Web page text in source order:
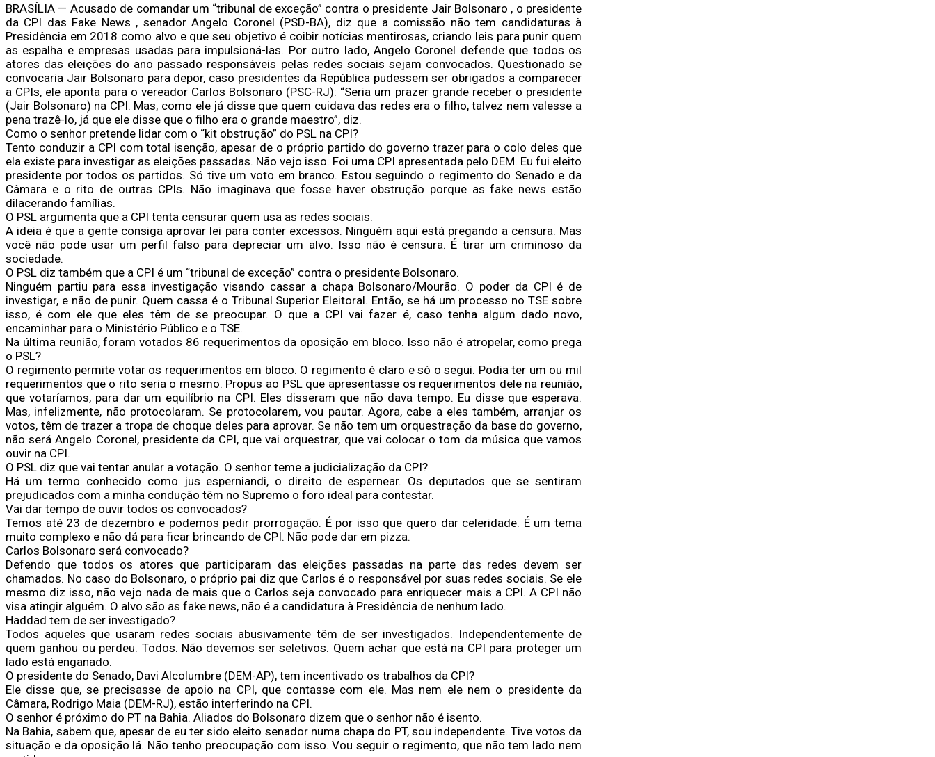
BRASÍLIA — Acusado de comandar um “tribunal de exceção” contra o presidente Jair Bolsonaro , o presidente
da CPI das Fake News , senador Angelo Coronel (PSD-BA), diz que a comissão não tem candidaturas à
Presidência em 2018 como alvo e que seu objetivo é coibir notícias mentirosas, criando leis para punir quem
as espalha e empresas usadas para impulsioná-las. Por outro lado, Angelo Coronel defende que todos os
atores das eleições do ano passado responsáveis pelas redes sociais sejam convocados. Questionado se
convocaria Jair Bolsonaro para depor, caso presidentes da República pudessem ser obrigados a comparecer
a CPIs, ele aponta para o vereador Carlos Bolsonaro (PSC-RJ): “Seria um prazer grande receber o presidente
(Jair Bolsonaro) na CPI. Mas, como ele já disse que quem cuidava das redes era o filho, talvez nem valesse a
pena trazê-lo, já que ele disse que o filho era o grande maestro”, diz.
Como o senhor pretende lidar com o “kit obstrução” do PSL na CPI?
Tento conduzir a CPI com total isenção, apesar de o próprio partido do governo trazer para o colo deles que
ela existe para investigar as eleições passadas. Não vejo isso. Foi uma CPI apresentada pelo DEM. Eu fui eleito
presidente por todos os partidos. Só tive um voto em branco. Estou seguindo o regimento do Senado e da
Câmara e o rito de outras CPIs. Não imaginava que fosse haver obstrução porque as fake news estão
dilacerando famílias.
O PSL argumenta que a CPI tenta censurar quem usa as redes sociais.
A ideia é que a gente consiga aprovar lei para conter excessos. Ninguém aqui está pregando a censura. Mas
você não pode usar um perfil falso para depreciar um alvo. Isso não é censura. É tirar um criminoso da
sociedade.
O PSL diz também que a CPI é um “tribunal de exceção” contra o presidente Bolsonaro.
Ninguém partiu para essa investigação visando cassar a chapa Bolsonaro/Mourão. O poder da CPI é de
investigar, e não de punir. Quem cassa é o Tribunal Superior Eleitoral. Então, se há um processo no TSE sobre
isso, é com ele que eles têm de se preocupar. O que a CPI vai fazer é, caso tenha algum dado novo,
encaminhar para o Ministério Público e o TSE.
Na última reunião, foram votados 86 requerimentos da oposição em bloco. Isso não é atropelar, como prega
o PSL?
O regimento permite votar os requerimentos em bloco. O regimento é claro e só o segui. Podia ter um ou mil
requerimentos que o rito seria o mesmo. Propus ao PSL que apresentasse os requerimentos dele na reunião,
que votaríamos, para dar um equilíbrio na CPI. Eles disseram que não dava tempo. Eu disse que esperava.
Mas, infelizmente, não protocolaram. Se protocolarem, vou pautar. Agora, cabe a eles também, arranjar os
votos, têm de trazer a tropa de choque deles para aprovar. Se não tem um orquestração da base do governo,
não será Angelo Coronel, presidente da CPI, que vai orquestrar, que vai colocar o tom da música que vamos
ouvir na CPI.
O PSL diz que vai tentar anular a votação. O senhor teme a judicialização da CPI?
Há um termo conhecido como jus esperniandi, o direito de espernear. Os deputados que se sentiram
prejudicados com a minha condução têm no Supremo o foro ideal para contestar.
Vai dar tempo de ouvir todos os convocados?
Temos até 23 de dezembro e podemos pedir prorrogação. É por isso que quero dar celeridade. É um tema
muito complexo e não dá para ficar brincando de CPI. Não pode dar em pizza.
Carlos Bolsonaro será convocado?
Defendo que todos os atores que participaram das eleições passadas na parte das redes devem ser
chamados. No caso do Bolsonaro, o próprio pai diz que Carlos é o responsável por suas redes sociais. Se ele
mesmo diz isso, não vejo nada de mais que o Carlos seja convocado para enriquecer mais a CPI. A CPI não
visa atingir alguém. O alvo são as fake news, não é a candidatura à Presidência de nenhum lado.
Haddad tem de ser investigado?
Todos aqueles que usaram redes sociais abusivamente têm de ser investigados. Independentemente de
quem ganhou ou perdeu. Todos. Não devemos ser seletivos. Quem achar que está na CPI para proteger um
lado está enganado.
O presidente do Senado, Davi Alcolumbre (DEM-AP), tem incentivado os trabalhos da CPI?
Ele disse que, se precisasse de apoio na CPI, que contasse com ele. Mas nem ele nem o presidente da
Câmara, Rodrigo Maia (DEM-RJ), estão interferindo na CPI.
O senhor é próximo do PT na Bahia. Aliados do Bolsonaro dizem que o senhor não é isento.
Na Bahia, sabem que, apesar de eu ter sido eleito senador numa chapa do PT, sou independente. Tive votos da
situação e da oposição lá. Não tenho preocupação com isso. Vou seguir o regimento, que não tem lado nem